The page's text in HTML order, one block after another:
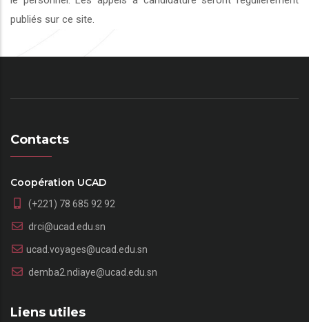
publiés sur ce site.
Contacts
Coopération UCAD
(+221) 78 685 92 92
drci@ucad.edu.sn
ucad.voyages@ucad.edu.sn
demba2.ndiaye@ucad.edu.sn
Liens utiles